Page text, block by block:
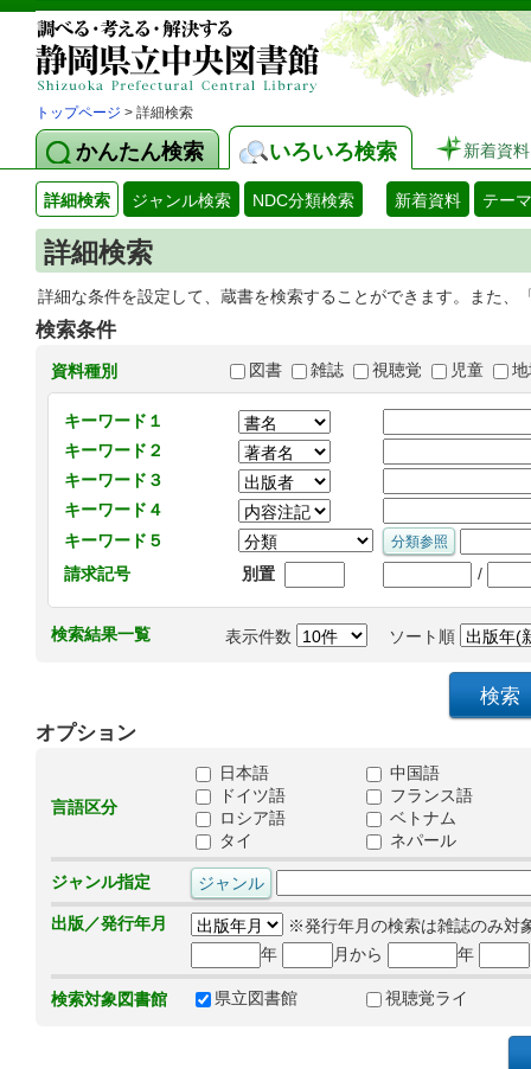
トップページ > 詳細検索
かんたん検索 いろいろ検索 新着資料
詳細検索 ジャンル検索 NDC分類検索 新着資料 テー
詳細検索
詳細な条件を設定して、蔵書を検索することができます。また
検索条件
資料種別 図書 雑誌 視聴覚 児童
キーワード１
キーワード２
キーワード３
キーワード４
キーワード５
請求記号
別置 /
検索結果一覧 表示件数 ソート順
オプション
言語区分
日本語
中国語
ドイツ語
フランス語
ロシア語
ベトナム
タイ
ネパール
ジャンル指定
出版／発行年月
※発行年月の検索は雑誌のみ対
年
月から 年
検索対象図書館 県立図書館 視聴覚ライ